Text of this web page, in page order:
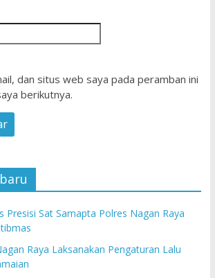
dan situs web saya pada peramban ini
berikutnya.
Presisi Sat Samapta Polres Nagan Raya
Raya Laksanakan Pengaturan Lalu